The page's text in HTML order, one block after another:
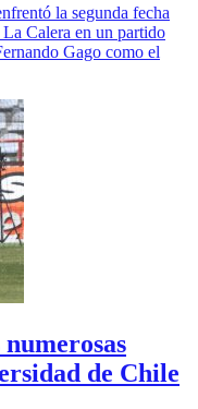
la segunda fecha
Calera en un partido
Gago como el
de Chile